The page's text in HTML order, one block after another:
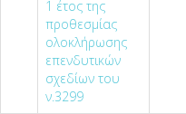
1 έτος της
προθεσμίας
ολοκλήρωσης
επενδυτικών
σχεδίων του
ν.3299